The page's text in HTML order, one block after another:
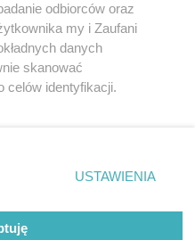
w
dccc2
korzystania z portali
Skontakuj sięz nami
Kontakt
Wydawca
Redakcja
odbiorców oraz
my i Zaufani
danych
skanować
celów identyfikacji.
ustawień prywatności
rogu strony
wymagają zgody
się takiemu
USTAWIENIA